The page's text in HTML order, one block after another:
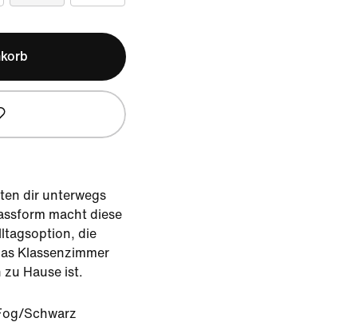
dir unterwegs
macht diese
die
Klassenzimmer
Hause ist.
Schwarz